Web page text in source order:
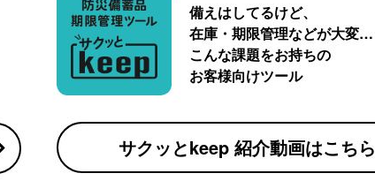
備えはしてるけど、
在庫・期限管理などが大変…
こんな課題をお持ちの
お客様向けツール
サクッとkeep 紹介動画はこちら